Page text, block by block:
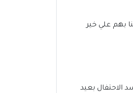
واجمعنا بهم علي خير
الاحتفال بعيد